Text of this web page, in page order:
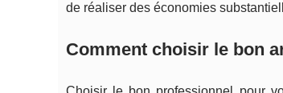
de réaliser des économies
Comment choisir le bon